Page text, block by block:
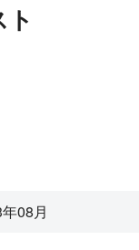
08月